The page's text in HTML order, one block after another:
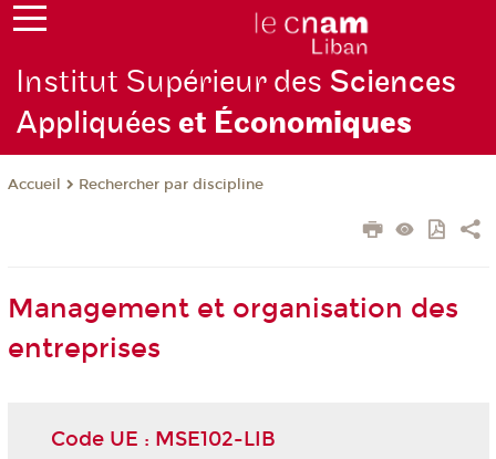
Institut Supérieur des Sciences
Appliquéeset Économiques
Accueil Rechercher par discipline
Management et organisation des
entreprises
Code UE : MSE102-LIB